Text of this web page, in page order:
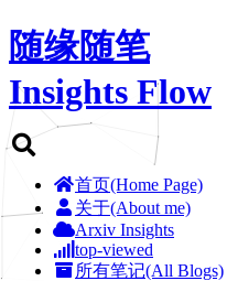
随缘随笔
Insights Flow
首页(Home Page)
关于(About me)
Arxiv Insights
top-viewed
所有笔记(All Blogs)